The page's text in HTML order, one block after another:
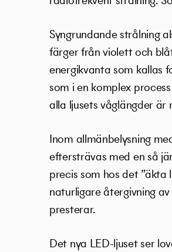
Syngrundande strålning
färger från violett och
energikvanta som kallas
som i en komplex
alla ljusets våglängder
Inom allmänbelysning
eftersträvas med en så
precis som hos det ”äkta
naturligare återgivning
presterar.
Det nya LED-ljuset ser